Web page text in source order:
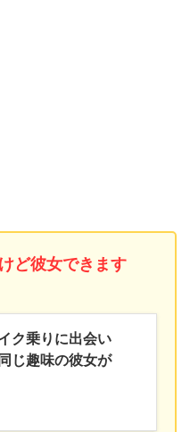
ど彼女できます
ク乗りに出会い
じ趣味の彼女が